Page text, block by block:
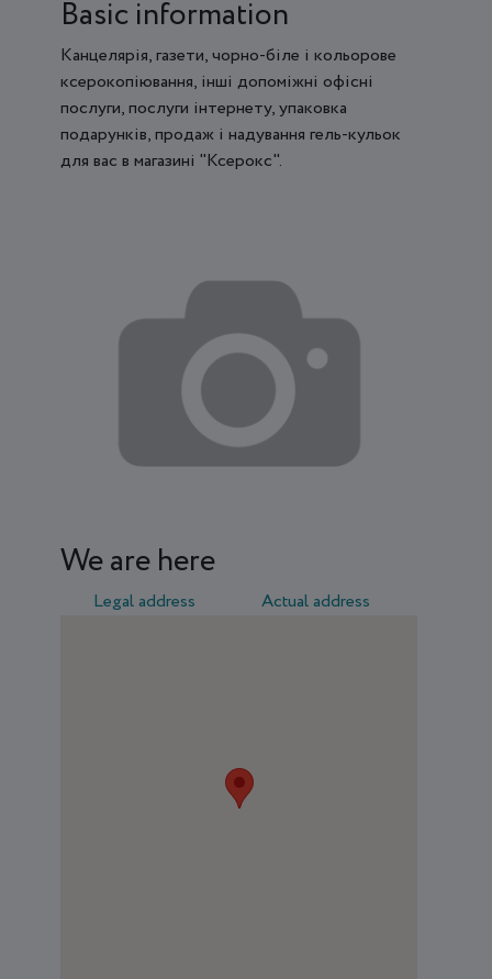
Basic information
Канцелярія, газети, чорно-біле і кольорове
ксерокопіювання, інші допоміжні офісні
послуги, послуги інтернету, упаковка
подарунків, продаж і надування гель-кульок
для вас в магазині "Ксерокс".
We are here
Legal address Actual address